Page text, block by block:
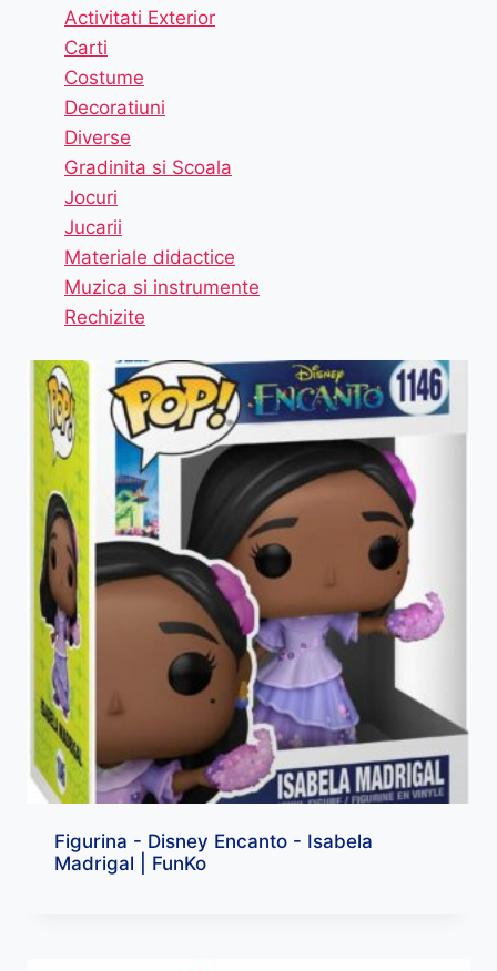
Activitati Exterior
Carti
Costume
Decoratiuni
Diverse
Gradinita si Scoala
Jocuri
Jucarii
Materiale didactice
Muzica si instrumente
Rechizite
Figurina - Disney Encanto - Isabela
Madrigal | FunKo